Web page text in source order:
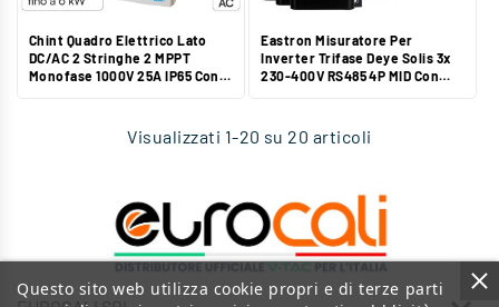
Chint Quadro Elettrico Lato
DC/AC 2 Stringhe 2 MPPT
Monofase 1000V 25A IP65 Con
Eastron Misuratore Per
Inverter Trifase Deye Solis 3x
230-400V RS485 4P MID Con
Visualizzati 1-20 su 20 articoli
Questo sito web utilizza cookie propri e di terze parti